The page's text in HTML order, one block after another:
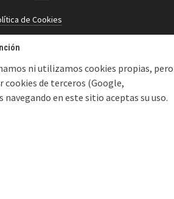
de Cookies
ni utilizamos cookies propias, pero
cookies de terceros (Google,
navegando en este sitio aceptas su uso.